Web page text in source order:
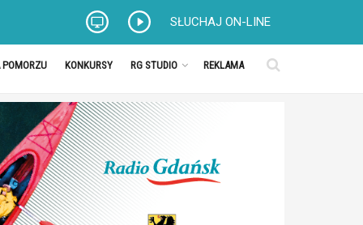
SŁUCHAJ ON-LINE
KONKURSY RG STUDIO REKLAMA